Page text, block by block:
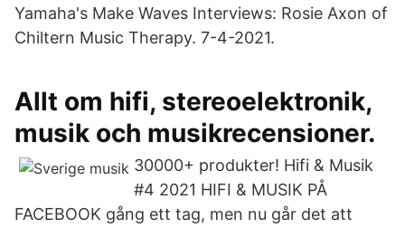
Yamaha's Make Waves Interviews: Rosie Axon of
Chiltern Music Therapy. 7-4-2021.
Allt om hifi, stereoelektronik,
musik och musikrecensioner.
30000+ produkter! Hifi & Musik
#4 2021 HIFI & MUSIK PÅ
FACEBOOK gång ett tag, men nu går det att